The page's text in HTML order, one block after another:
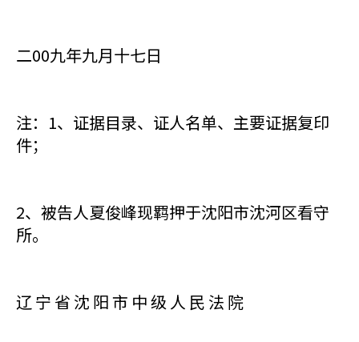
二00九年九月十七日
注：1、证据目录、证人名单、主要证据复印
件；
2、被告人夏俊峰现羁押于沈阳市沈河区看守
所。
辽 宁 省 沈 阳 市 中 级 人 民 法 院